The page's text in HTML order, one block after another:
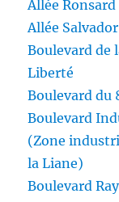
Allée Ronsard
Allée
Boulevard de
Liberté
Boulevard du
Boulevard
(Zone
la Liane)
Boulevard